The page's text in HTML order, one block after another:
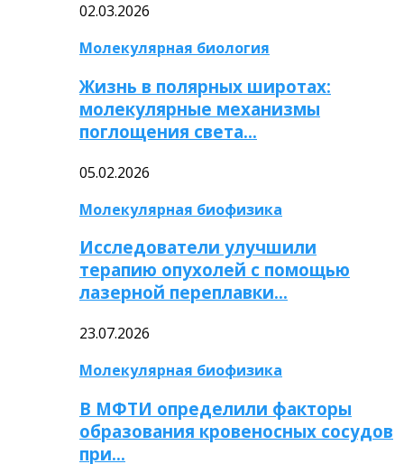
02.03.2026
Молекулярная биология
Жизнь в полярных широтах:
молекулярные механизмы
поглощения света…
05.02.2026
Молекулярная биофизика
Исследователи улучшили
терапию опухолей с помощью
лазерной переплавки…
23.07.2026
Молекулярная биофизика
В МФТИ определили факторы
образования кровеносных сосудов
при…